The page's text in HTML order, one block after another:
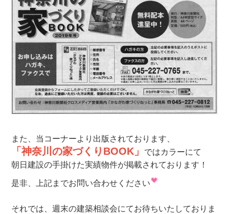
また、当コーナーより出版されております、
「神奈川の家づくりBOOK」
ではカラーにて
朝日建設の手掛けた実績物件が掲載されております！
是非、上記までお問い合わせください
それでは、週末の建築相談会にてお待ちいたしておりま